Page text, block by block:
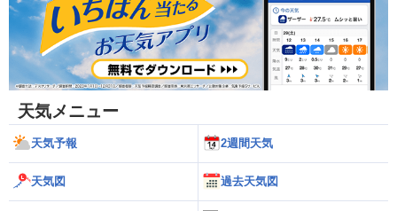
天気メニュー
天気予報 2週間天気
天気図 過去天気図